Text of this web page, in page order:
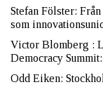
Stefan Fölster:
som
Victor Blomberg :
Democracy
Odd Eiken: